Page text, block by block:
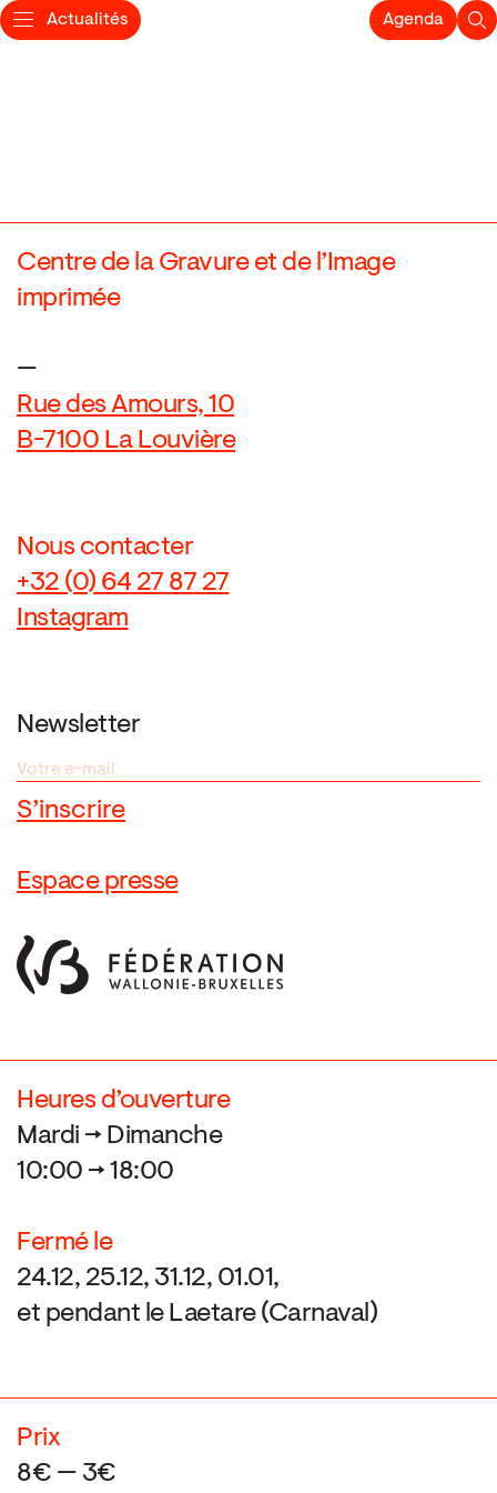
Actualités Agenda
Centre de la Gravure et de l’Image
imprimée
—
Rue des Amours, 10
B-7100 La Louvière
Nous contacter
+32 (0) 64 27 87 27
Instagram
Newsletter
Espace presse
Heures d’ouverture
Mardi → Dimanche
10:00 → 18:00
Fermé le
24.12, 25.12, 31.12, 01.01,
et pendant le Laetare (Carnaval)
Prix
8€ — 3€